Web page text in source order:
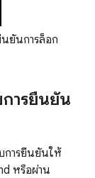
ยันการล็อก
การยืนยัน
การยืนยันให้
หรือผ่าน